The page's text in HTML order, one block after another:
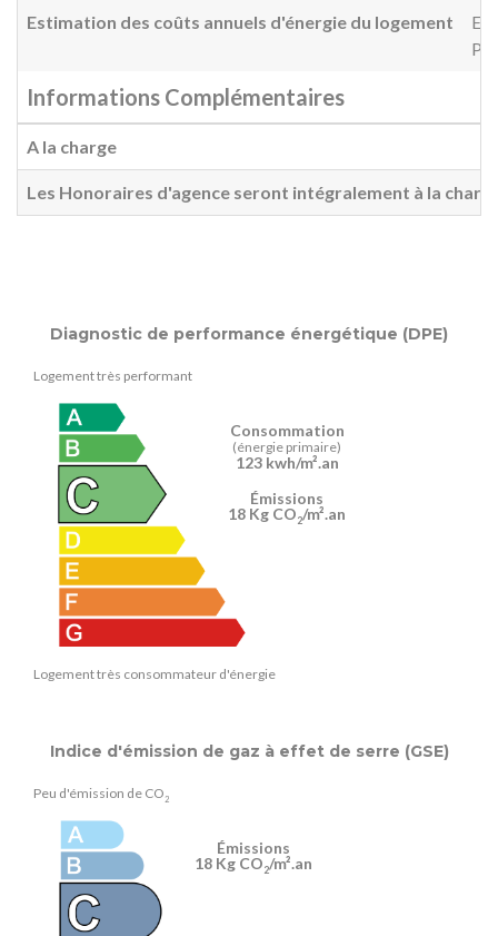
Estimation des coûts annuels d'énergie du logement
Informations Complémentaires
A la charge
Les Honoraires d'agence seront intégralement à la
Diagnostic de performance énergétique (DPE)
Logement très performant
Logement très consommateur d'énergie
Consommation
(énergie primaire)
123 kwh/m².an
Émissions
18 Kg CO2/m².an
Indice d'émission de gaz à effet de serre (GSE)
Peu d'émission de CO2
Émissions
18 Kg CO2/m².an